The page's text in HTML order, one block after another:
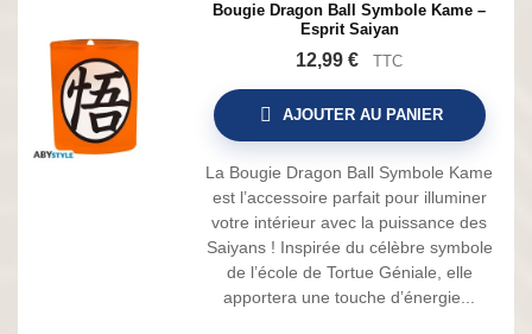
Bougie Dragon Ball Symbole Kame –
Esprit Saiyan
12,99 € TTC
AJOUTER AU PANIER
La Bougie Dragon Ball Symbole Kame
est l’accessoire parfait pour illuminer
votre intérieur avec la puissance des
Saiyans ! Inspirée du célèbre symbole
de l’école de Tortue Géniale, elle
apportera une touche d’énergie...